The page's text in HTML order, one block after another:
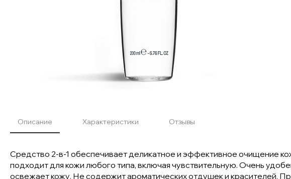
Описание Характеристики Отзывы
Средство 2-в-1 обеспечивает деликатное и эффективное очищение
подходит для кожи любого типа, включая чувствительную. Очень
освежает кожу. Не содержит ароматических отдушек и красителей.